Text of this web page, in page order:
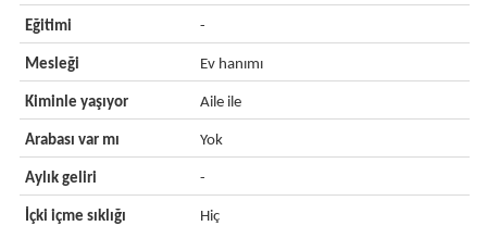
Eğitimi -
Mesleği Ev hanımı
Kiminle yaşıyor Aile ile
Arabası var mı Yok
Aylık geliri -
İçki içme sıklığı Hiç